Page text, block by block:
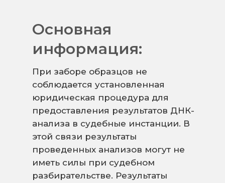
Основная
информация:
При заборе образцов не
соблюдается установленная
юридическая процедура для
предоставления результатов ДНК-
анализа в судебные инстанции. В
этой связи результаты
проведенных анализов могут не
иметь силы при судебном
разбирательстве. Результаты